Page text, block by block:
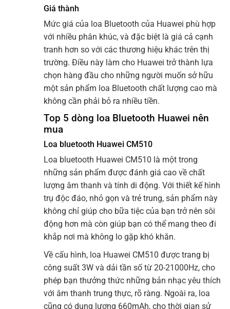
Giá thành
Mức giá của loa Bluetooth của Huawei phù hợp
với nhiều phân khúc, và đặc biệt là giá cả cạnh
tranh hơn so với các thương hiệu khác trên thị
trường. Điều này làm cho Huawei trở thành lựa
chọn hàng đầu cho những người muốn sở hữu
một sản phẩm loa Bluetooth chất lượng cao mà
không cần phải bỏ ra nhiều tiền.
Top 5 dòng loa Bluetooth Huawei nên
mua
Loa bluetooth Huawei CM510
Loa bluetooth Huawei CM510 là một trong
những sản phẩm được đánh giá cao về chất
lượng âm thanh và tính di động. Với thiết kế hình
trụ độc đáo, nhỏ gọn và trẻ trung, sản phẩm này
không chỉ giúp cho bữa tiệc của bạn trở nên sôi
động hơn mà còn giúp bạn có thể mang theo đi
khắp nơi mà không lo gặp khó khăn.
Về cấu hình, loa Huawei CM510 được trang bị
công suất 3W và dải tần số từ 20-21000Hz, cho
phép bạn thưởng thức những bản nhạc yêu thích
với âm thanh trung thực, rõ ràng. Ngoài ra, loa
cũng có dung lượng 660mAh, cho thời gian sử